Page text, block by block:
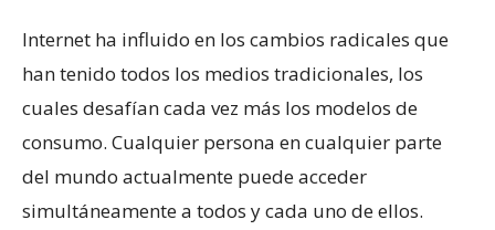
Internet ha influido en los cambios radicales que
han tenido todos los medios tradicionales, los
cuales desafían cada vez más los modelos de
consumo. Cualquier persona en cualquier parte
del mundo actualmente puede acceder
simultáneamente a todos y cada uno de ellos.